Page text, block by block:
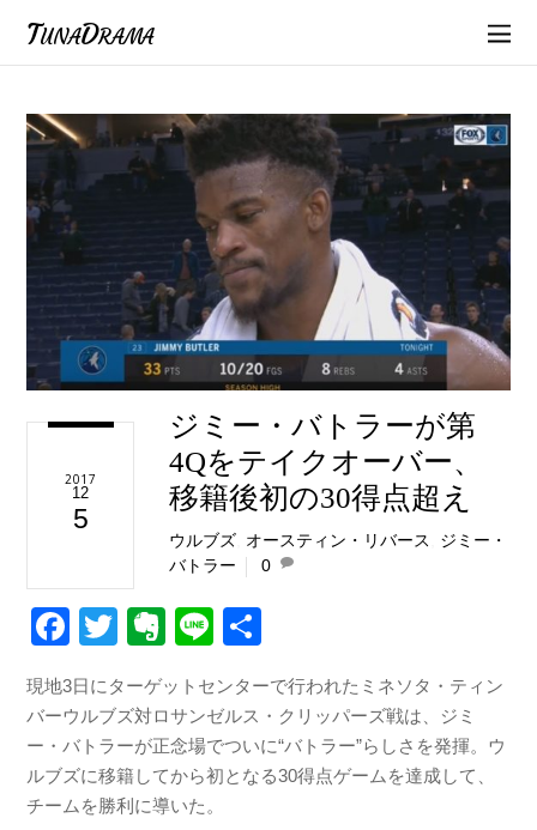
TunaDrama
2017
12
5
ジミー・バトラーが第
4Qをテイクオーバー、
移籍後初の30得点超え
ウルブズ オースティン・リバース
ジミー・
バトラー
0
F
c
e
b
o
T
tt
er
E
er
n
ot
e
Li
e
現地3日にターゲットセンターで行われたミネソタ・ティン
バーウルブズ対ロサンゼルス・クリッパーズ戦は、ジミ
ー・バトラーが正念場でついに“バトラー”らしさを発揮。ウ
ルブズに移籍してから初となる30得点ゲームを達成して、
チームを勝利に導いた。